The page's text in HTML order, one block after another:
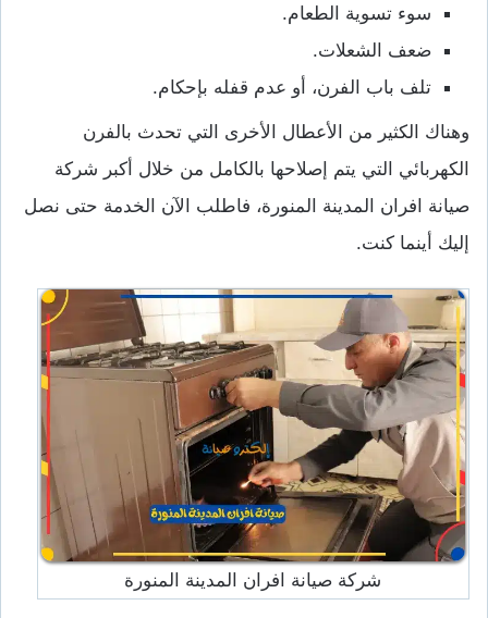
سوء تسوية الطعام.
ضعف الشعلات.
تلف باب الفرن، أو عدم قفله بإحكام.
وهناك الكثير من الأعطال الأخرى التي تحدث بالفرن
الكهربائي التي يتم إصلاحها بالكامل من خلال أكبر شركة
صيانة افران المدينة المنورة، فاطلب الآن الخدمة حتى نصل
إليك أينما كنت.
شركة صيانة افران المدينة المنورة